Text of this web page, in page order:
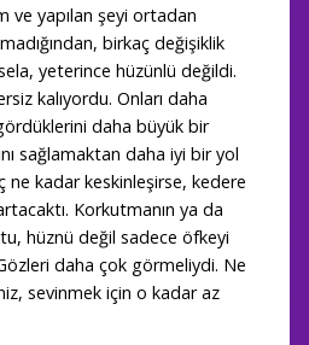
ve yapılan şeyi ortadan
birkaç değişiklik
yeterince hüzünlü değildi.
kalıyordu. Onları daha
daha büyük bir
sağlamaktan daha iyi bir yol
ne kadar keskinleşirse, kedere
Korkutmanın ya da
hüznü değil sadece öfkeyi
daha çok görmeliydi. Ne
sevinmek için o kadar az